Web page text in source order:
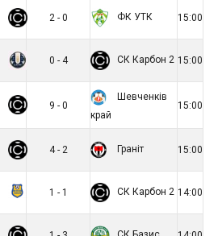
2 - 0 ФК УТК 15:00
0 - 4 СК Карбон 2 15:00
9 - 0
Шевченків
край
15:00
4 - 2 Граніт 15:00
1 - 1 СК Карбон 2 14:00